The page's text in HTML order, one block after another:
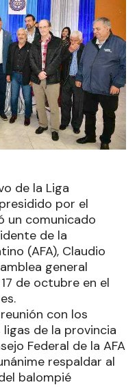
de la Liga
por el
un comunicado
de la
(AFA), Claudio
general
de octubre en el
con los
de la provincia
Federal de la AFA
respaldar al
balompié